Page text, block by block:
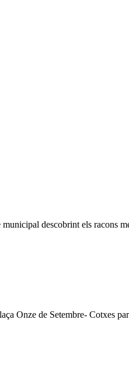
descobrint els racons
Onze de Setembre- Cotxes